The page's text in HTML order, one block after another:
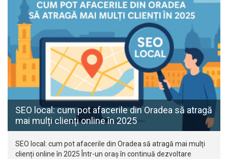
SEO local: cum pot afacerile din Oradea să atragă
mai mulți clienți online în 2025
SEO local: cum pot afacerile din Oradea să atragă mai mulți
clienți online în 2025 Într-un oraș în continuă dezvoltare